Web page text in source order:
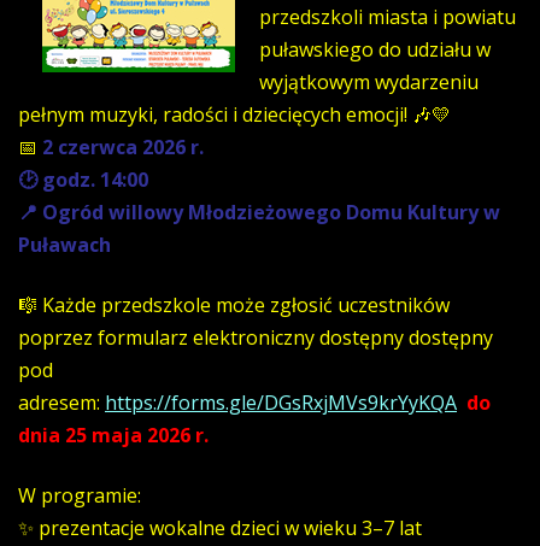
przedszkoli miasta i powiatu
puławskiego do udziału w
wyjątkowym wydarzeniu
pełnym muzyki, radości i dziecięcych emocji! 🎶💛
📅 2 czerwca 2026 r.
🕑 godz. 14:00
📍 Ogród willowy Młodzieżowego Domu Kultury w
Puławach
🎼 Każde przedszkole może zgłosić uczestników
poprzez formularz elektroniczny dostępny dostępny
pod
adresem: https://forms.gle/DGsRxjMVs9krYyKQA do
dnia 25 maja 2026 r.
W programie:
✨ prezentacje wokalne dzieci w wieku 3–7 lat